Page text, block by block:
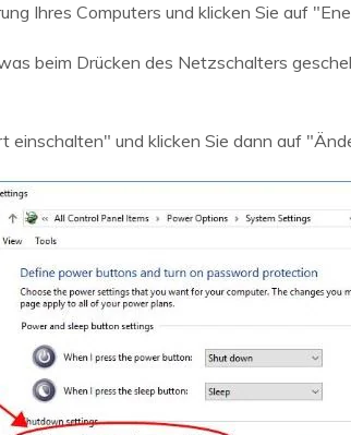
Ihres Computers und klicken Sie auf
beim Drücken des Netzschalters
einschalten" und klicken Sie dann auf